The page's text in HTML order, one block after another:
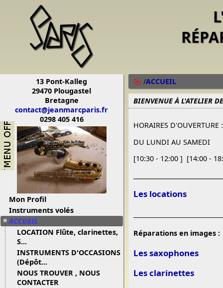
13 Pont-Kalleg
29470 Plougastel
Bretagne
contact@jeanmarcparis.fr
0298 405 416
Mon Profil
Instruments volés
ACCUEIL
LOCATION Flûte, clarinettes,
S...
INSTRUMENTS D'OCCASIONS
(Dépôt...
NOUS TROUVER , NOUS
CONTACTER
/ACCUEIL
BIENVENUE À L'ATELIER
HORAIRES
DU LUNDI AU SAMEDI
[10:30 - 12:00 ] [14:00 -
Les locations
Réparations en images :
Les saxophones
Les clarinettes